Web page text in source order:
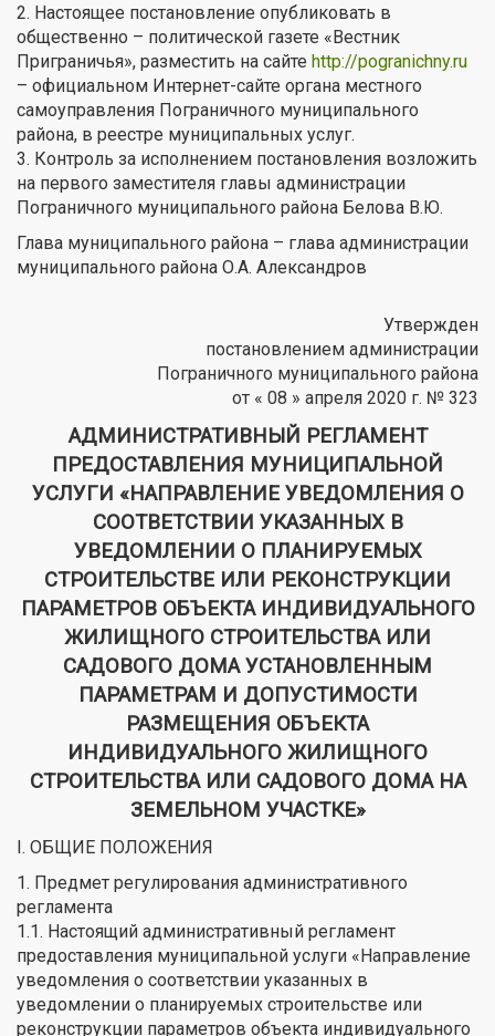
2. Настоящее постановление опубликовать в
общественно – политической газете «Вестник
Приграничья», разместить на сайте http://pogranichny.ru
– официальном Интернет-сайте органа местного
самоуправления Пограничного муниципального
района, в реестре муниципальных услуг.
3. Контроль за исполнением постановления возложить
на первого заместителя главы администрации
Пограничного муниципального района Белова В.Ю.
Глава муниципального района – глава администрации
муниципального района О.А. Александров
Утвержден
постановлением администрации
Пограничного муниципального района
от « 08 » апреля 2020 г. № 323
АДМИНИСТРАТИВНЫЙ РЕГЛАМЕНТ
ПРЕДОСТАВЛЕНИЯ МУНИЦИПАЛЬНОЙ
УСЛУГИ «НАПРАВЛЕНИЕ УВЕДОМЛЕНИЯ О
СООТВЕТСТВИИ УКАЗАННЫХ В
УВЕДОМЛЕНИИ О ПЛАНИРУЕМЫХ
СТРОИТЕЛЬСТВЕ ИЛИ РЕКОНСТРУКЦИИ
ПАРАМЕТРОВ ОБЪЕКТА ИНДИВИДУАЛЬНОГО
ЖИЛИЩНОГО СТРОИТЕЛЬСТВА ИЛИ
САДОВОГО ДОМА УСТАНОВЛЕННЫМ
ПАРАМЕТРАМ И ДОПУСТИМОСТИ
РАЗМЕЩЕНИЯ ОБЪЕКТА
ИНДИВИДУАЛЬНОГО ЖИЛИЩНОГО
СТРОИТЕЛЬСТВА ИЛИ САДОВОГО ДОМА НА
ЗЕМЕЛЬНОМ УЧАСТКЕ»
I. ОБЩИЕ ПОЛОЖЕНИЯ
1. Предмет регулирования административного
регламента
1.1. Настоящий административный регламент
предоставления муниципальной услуги «Направление
уведомления о соответствии указанных в
уведомлении о планируемых строительстве или
реконструкции параметров объекта индивидуального